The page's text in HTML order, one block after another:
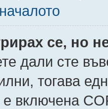
се, но
дали сте
тогава
включена